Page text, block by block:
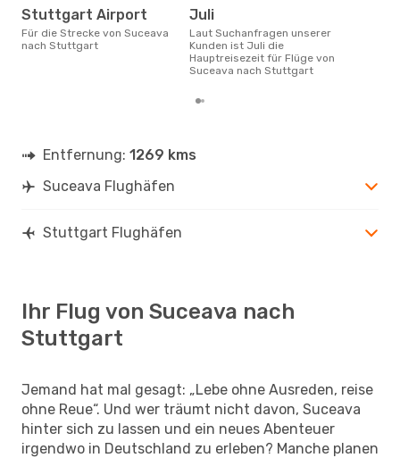
Stuttgart Airport
Für die Strecke von Suceava
nach Stuttgart
Juli
Laut Suchanfragen unserer
Kunden ist Juli die
Hauptreisezeit für Flüge von
Suceava nach Stuttgart
Entfernung: 1269 kms
Suceava Flughäfen
Stuttgart Flughäfen
Ihr Flug von Suceava nach
Stuttgart
Jemand hat mal gesagt: „Lebe ohne Ausreden, reise
ohne Reue“. Und wer träumt nicht davon, Suceava
hinter sich zu lassen und ein neues Abenteuer
irgendwo in Deutschland zu erleben? Manche planen